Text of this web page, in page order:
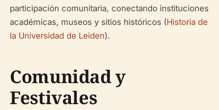
participación comunitaria, conectando instituciones
académicas, museos y sitios históricos (Historia de
la Universidad de Leiden).
Comunidad y
Festivales